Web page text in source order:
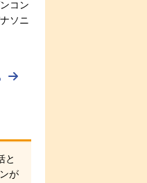
コン
ソニ
と
が